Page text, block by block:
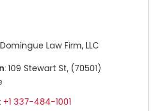
Law Firm, LLC
: 109 Stewart St, (70501)
: +1 337-484-1001